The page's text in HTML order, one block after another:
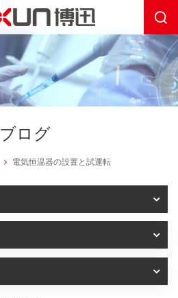
ブログ
電気恒温器の設置と試運転